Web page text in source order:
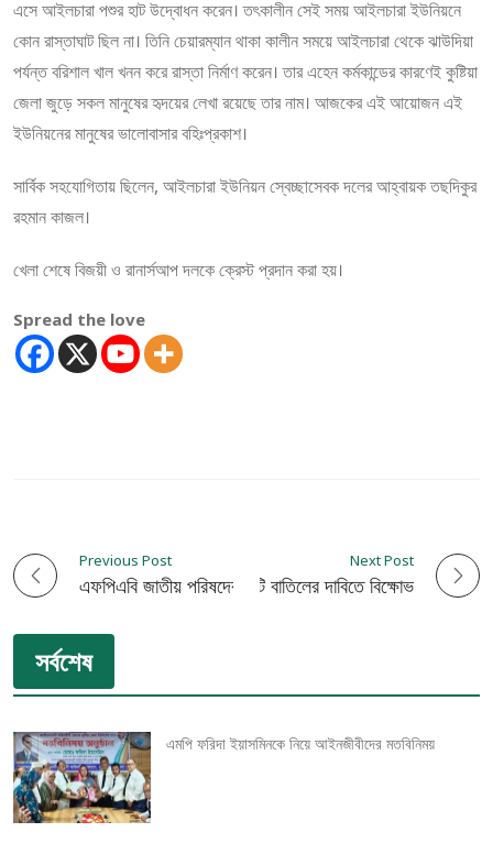
এসে আইলচারা পশুর হাট উদ্বোধন করেন। তৎকালীন সেই সময় আইলচারা ইউনিয়নে
কোন রাস্তাঘাট ছিল না। তিনি চেয়ারম্যান থাকা কালীন সময়ে আইলচারা থেকে ঝাউদিয়া
পর্যন্ত বরিশাল খাল খনন করে রাস্তা নির্মাণ করেন। তার এহেন কর্মকান্ডের কারণেই কুষ্টিয়া
জেলা জুড়ে সকল মানুষের হৃদয়ের লেখা রয়েছে তার নাম। আজকের এই আয়োজন এই
ইউনিয়নের মানুষের ভালোবাসার বহিঃপ্রকাশ।
সার্বিক সহযোগিতায় ছিলেন, আইলচারা ইউনিয়ন স্বেচ্ছাসেবক দলের আহ্বায়ক তছদিকুর
রহমান কাজল।
খেলা শেষে বিজয়ী ও রানার্সআপ দলকে ক্রেস্ট প্রদান করা হয়।
Spread the love
P
o
t
n
a
Previous Post
এফপিএবি জাতীয় পরিষদের নির্বাচন সম্পন্ন
Next Post
কুষ্টিয়ায় বিএনপির কমিটি বাতিলের দাবিতে বিক্ষোভ
সর্বশেষ
এমপি ফরিদা ইয়াসমিনকে নিয়ে আইনজীবীদের মতবিনিময়